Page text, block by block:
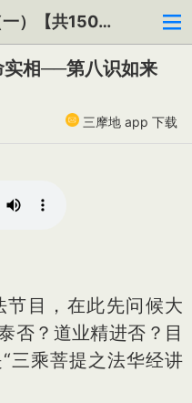
E24、法华经讲义（一）【共150集】
相──第八识如来
三摩地 app 下载
目，在此先问候大
否？道业精进否？目
三乘菩提之法华经讲